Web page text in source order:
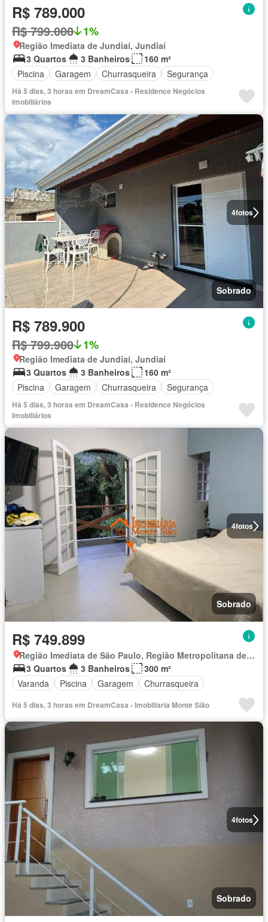
R$ 789.000
R$ 799.000 1%
Região Imediata de Jundiaí, Jundiaí
3 Quartos
3 Banheiros
160 m²
Piscina
Garagem Churrasqueira Segurança
Há 5 dias, 3 horas em DreamCasa - Residence Negócios
Imobiliários
4fotos
Sobrado
R$ 789.900
R$ 799.900 1%
Região Imediata de Jundiaí, Jundiaí
3 Quartos
3 Banheiros
160 m²
Piscina
Garagem Churrasqueira Segurança
Há 5 dias, 3 horas em DreamCasa - Residence Negócios
Imobiliários
4fotos
Sobrado
R$ 749.899
Região Imediata de São Paulo, Região Metropolitana de São Paulo
3 Quartos
3 Banheiros
300 m²
Varanda
Piscina Garagem Churrasqueira
Há 5 dias, 3 horas em DreamCasa - Imobiliaria Monte Sião
4fotos
Sobrado